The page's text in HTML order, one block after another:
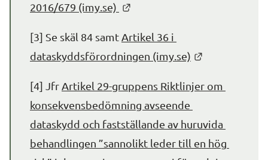
2016/679 (imy.se)
[3] Se skäl 84 samt Artikel 36 i
dataskyddsförordningen (imy.se)
[4] Jfr Artikel 29-gruppens Riktlinjer om
konsekvensbedömning avseende
dataskydd och fastställande av huruvida
behandlingen ”sannolikt leder till en hög